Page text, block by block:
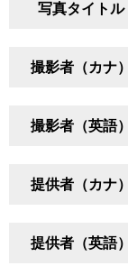
写真タイトル
撮影者（カナ）
撮影者（英語）
提供者（カナ）
提供者（英語）